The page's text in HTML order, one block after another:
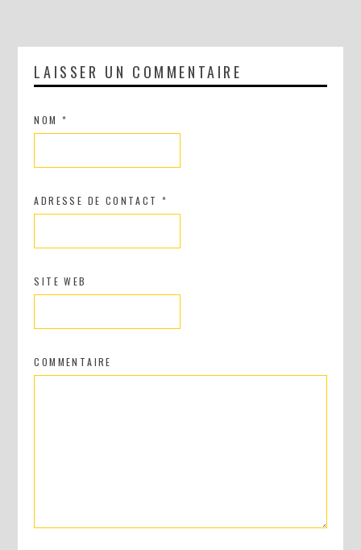
LAISSER UN COMMENTAIRE
NOM*
ADRESSE DE CONTACT*
SITE WEB
COMMENTAIRE